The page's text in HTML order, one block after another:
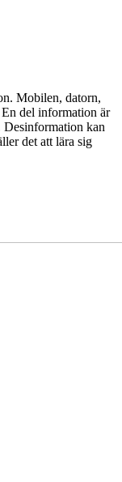
Mobilen, datorn,
del information är
Desinformation kan
det att lära sig